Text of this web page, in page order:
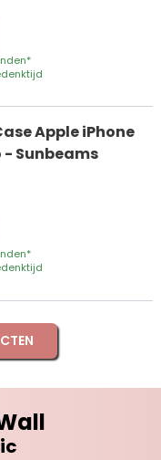
Apple iPhone
- Sunbeams